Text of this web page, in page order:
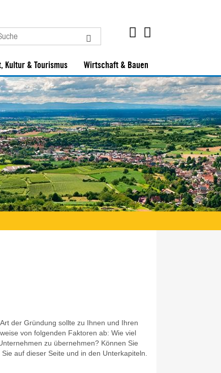
Kultur & Tourismus Wirtschaft & Bauen
der Gründung sollte zu Ihnen und Ihren
von folgenden Faktoren ab: Wie viel
zu übernehmen? Können Sie
auf dieser Seite und in den Unterkapiteln.